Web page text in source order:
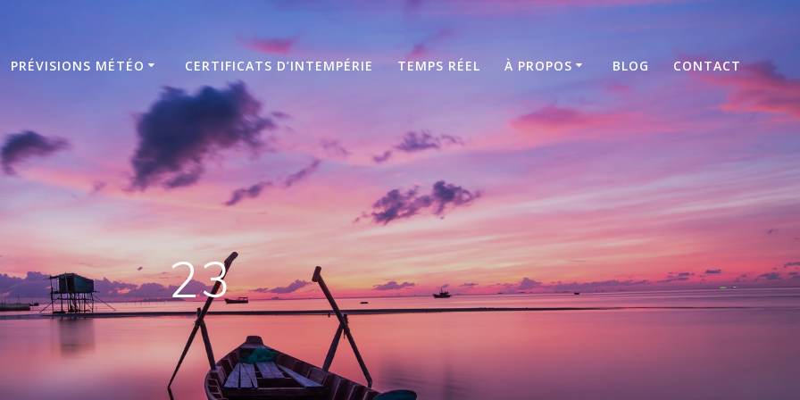
PRÉVISIONS MÉTÉO CERTIFICATS D’INTEMPÉRIE TEMPS RÉEL À PROPOS BLOG CONTACT
23